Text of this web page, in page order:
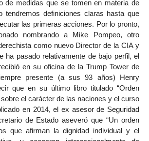
de medidas que se tomen en materia de
tendremos definiciones claras hasta que
las primeras acciones. Por lo pronto,
nombrando a Mike Pompeo, otro
como nuevo Director de la CIA y
ha pasado relativamente de bajo perfil, el
en su oficina de la Trump Tower de
presente (a sus 93 años) Henry
que en su último libro titulado “Orden
el carácter de las naciones y el curso
en 2014, el ex asesor de Seguridad
de Estado aseveró que “Un orden
que afirman la dignidad individual y el